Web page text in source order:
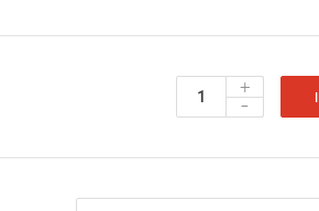
+
-